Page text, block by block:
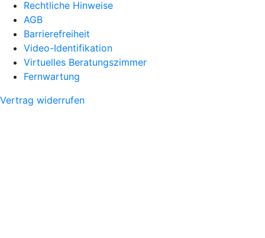
Rechtliche Hinweise
AGB
Barrierefreiheit
Video-Identifikation
Virtuelles Beratungszimmer
Fernwartung
Vertrag widerrufen